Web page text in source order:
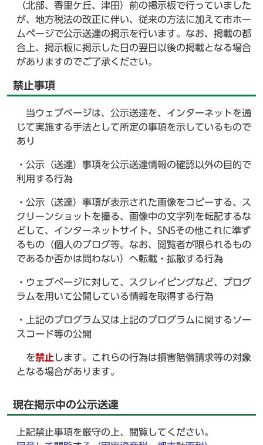
（北部、香里ケ丘、津田）前の掲示板で行っていました
が、地方税法の改正に伴い、従来の方法に加えて市ホー
ムページで公示送達の掲示を行います。なお、掲載の都
合上、掲示板に掲示した日の翌日以後の掲載となる場合
がありますのでご了承ください。
禁止事項
当ウェブページは、公示送達を、インターネットを通
じて実施する手法として所定の事項を示しているもので
あり
・公示（送達）事項を公示送達情報の確認以外の目的で
利用する行為
・公示（送達）事項が表示された画像をコピーする、ス
クリーンショットを撮る、画像中の文字列を転記するな
どして、インターネットサイト、SNSその他これに準ず
るもの（個人のブログ等。なお、閲覧者が限られるもの
であるか否かは問わない）へ転載・拡散する行為
・ウェブページに対して、スクレイピングなど、プログ
ラムを用いて公開している情報を取得する行為
・上記のプログラム又は上記のプログラムに関するソー
スコード等の公開
を禁止 します。これらの行為は損害賠償請求等の対象
となる場合があります。
現在掲示中の公示送達
上記禁止事項を厳守の上、閲覧してください。